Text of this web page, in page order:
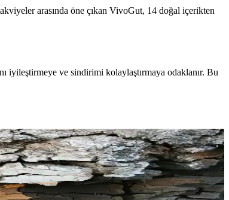
arasında öne çıkan VivoGut, 14 doğal içerikten
iyileştirmeye ve sindirimi kolaylaştırmaya odaklanır. Bu
sağlar, böylece genel sağlık ve yaşam kalitenizi artırır.